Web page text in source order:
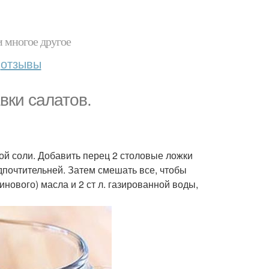
другое
отзывы
салатов.
соли. Добавить перец 2 столовые ложки
Затем смешать все, чтобы
масла и 2 ст л. газированной воды,